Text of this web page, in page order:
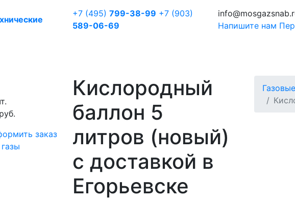
+7 (495) 799-38-99 +7 (903)
589-06-69
Напишите нам
руб.
заказ
Кислородный
баллон 5
литров (новый)
с доставкой в
Егорьевске